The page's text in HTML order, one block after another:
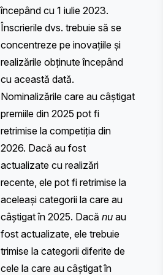
începând cu 1 iulie 2023.
Înscrierile dvs. trebuie să se
concentreze pe inovațiile și
realizările obținute începând
cu această dată.
Nominalizările care au câștigat
premiile din 2025 pot fi
retrimise la competiția din
2026. Dacă au fost
actualizate cu realizări
recente, ele pot fi retrimise la
aceleași categorii la care au
câștigat în 2025. Dacă nu au
fost actualizate, ele trebuie
trimise la categorii diferite de
cele la care au câștigat în